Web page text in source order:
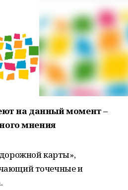
на данный момент –
мнения
карты»,
точечные и